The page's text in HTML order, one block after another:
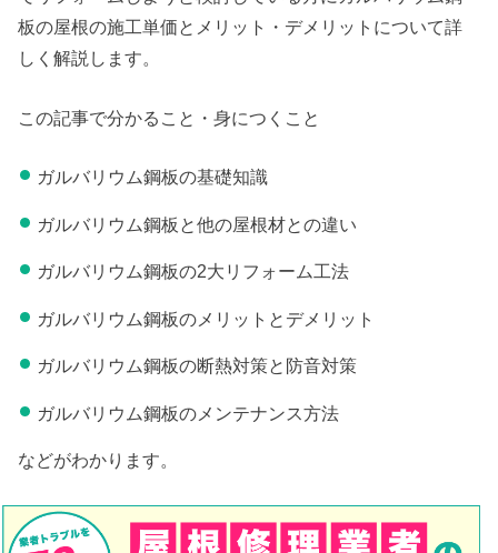
板の屋根の施工単価とメリット・デメリットについて詳
しく解説します。
この記事で分かること・身につくこと
ガルバリウム鋼板の基礎知識
ガルバリウム鋼板と他の屋根材との違い
ガルバリウム鋼板の2大リフォーム工法
ガルバリウム鋼板のメリットとデメリット
ガルバリウム鋼板の断熱対策と防音対策
ガルバリウム鋼板のメンテナンス方法
などがわかります。